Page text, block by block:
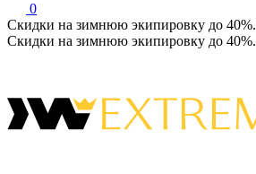
0
Скидки на зимнюю экипировку до 40%.
Скидки на зимнюю экипировку до 40%.